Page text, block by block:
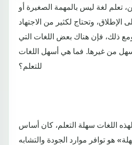
تعلم لغة ليس بالمهمة الصغيرة أو
الإطلاق، وتحتاج لكثير من الاجتهاد
ذلك، فإن هناك بعض اللغات التي
من غيرها. فما هي أسهل اللغات
للتعلم؟
لهذه اللغات سهلة التعلم، كان أساس
هو توافر موارد الجودة والتشابه